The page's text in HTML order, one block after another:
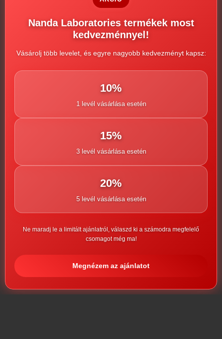
Kamagra Pezsgőtabletta vény nélkül
Kapcsolódó termékek
Nanda Laboratories termékek most
kedvezménnyel!
Vásárolj több levelet, és egyre nagyobb kedvezményt kapsz:
10%
1 levél vásárlása esetén
15%
3 levél vásárlása esetén
20%
5 levél vásárlása esetén
Ne maradj le a limitált ajánlatról, válaszd ki a számodra megfelelő
csomagot még ma!
Megnézem az ajánlatot